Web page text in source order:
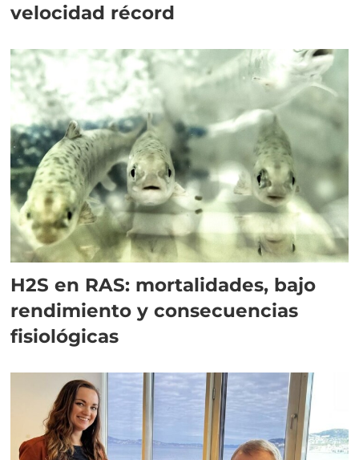
velocidad récord
H2S en RAS: mortalidades, bajo
rendimiento y consecuencias
fisiológicas